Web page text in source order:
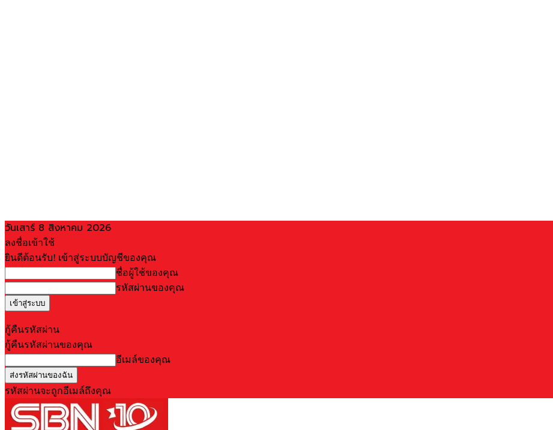
วันเสาร์ 8 สิงหาคม 2026
ลงชื่อเข้าใช้
ยินดีต้อนรับ! เข้าสู่ระบบบัญชีของคุณ
ชื่อผู้ใช้ของคุณ
รหัสผ่านของคุณ
กู้คืนรหัสผ่าน
กู้คืนรหัสผ่านของคุณ
อีเมล์ของคุณ
รหัสผ่านจะถูกอีเมล์ถึงคุณ